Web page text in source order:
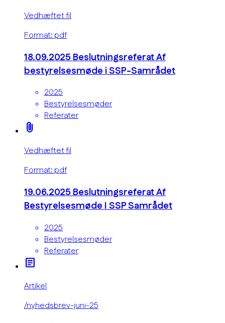
Vedhæftet fil
Format: pdf
18.09.2025 Beslutningsreferat Af
bestyrelsesmøde i SSP-Samrådet
2025
Bestyrelsesmøder
Referater
attach_file
Vedhæftet fil
Format: pdf
19.06.2025 Beslutningsreferat Af
Bestyrelsesmøde I SSP Samrådet
2025
Bestyrelsesmøder
Referater
article
Artikel
/nyhedsbrev-juni-25